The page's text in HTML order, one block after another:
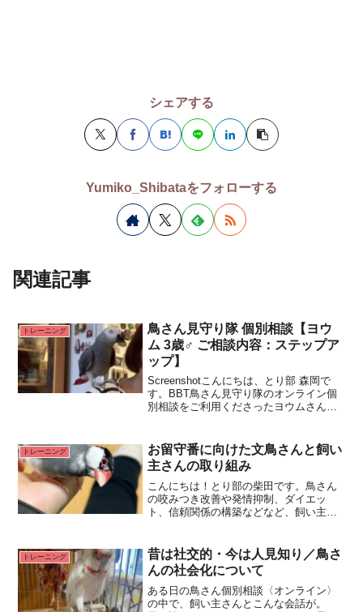
シェアする
Yumiko_Shibataをフォローする
関連記事
トレーニング
鳥さん見守り隊 個別相談【ヨウ
ム 3歳♂ ご相談内容：ステップア
ップ】
Screenshotこんにちは、とり部 森岡で
す。BBT鳥さん見守り隊のオンライン個
別相談をご利用くださったヨウムさんの
ものが多いということでしたが、初回の
ご相談時からRead More...
トレーニング
お留守番に向けた文鳥さんと飼い
主さんの取り組み
こんにちは！とり部の柴田です。鳥さん
の咬みつき改善や発情抑制、ダイエッ
ト、信頼関係の構築などなど、飼い主さ
くのですが、その後は飼い主さんと鳥さ
んのペースがあるので、こちRead
More...
トレーニング
昔は社交的・今は人見知り／鳥さ
んの社会化について
ある日の鳥さん個別相談〈オンライン〉
の中で、飼い主さんとこんな会話が。